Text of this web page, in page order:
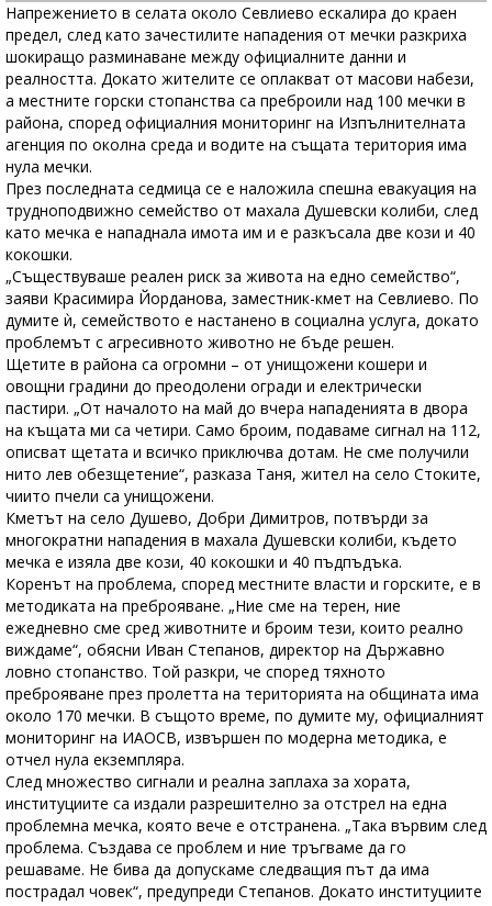
Напрежението в селата около Севлиево ескалира до краен
предел, след като зачестилите нападения от мечки разкриха
шокиращо разминаване между официалните данни и
реалността. Докато жителите се оплакват от масови набези,
а местните горски стопанства са преброили над 100 мечки в
района, според официалния мониторинг на Изпълнителната
агенция по околна среда и водите на същата територия има
нула мечки.
През последната седмица се е наложила спешна евакуация на
трудноподвижно семейство от махала Душевски колиби, след
като мечка е нападнала имота им и е разкъсала две кози и 40
кокошки.
„Съществуваше реален риск за живота на едно семейство“,
заяви Красимира Йорданова, заместник-кмет на Севлиево. По
думите ѝ, семейството е настанено в социална услуга, докато
проблемът с агресивното животно не бъде решен.
Щетите в района са огромни – от унищожени кошери и
овощни градини до преодолени огради и електрически
пастири. „От началото на май до вчера нападенията в двора
на къщата ми са четири. Само броим, подаваме сигнал на 112,
описват щетата и всичко приключва дотам. Не сме получили
нито лев обезщетение“, разказа Таня, жител на село Стоките,
чиито пчели са унищожени.
Кметът на село Душево, Добри Димитров, потвърди за
многократни нападения в махала Душевски колиби, където
мечка е изяла две кози, 40 кокошки и 40 пъдпъдъка.
Коренът на проблема, според местните власти и горските, е в
методиката на преброяване. „Ние сме на терен, ние
ежедневно сме сред животните и броим тези, които реално
виждаме“, обясни Иван Степанов, директор на Държавно
ловно стопанство. Той разкри, че според тяхното
преброяване през пролетта на територията на общината има
около 170 мечки. В същото време, по думите му, официалният
мониторинг на ИАОСВ, извършен по модерна методика, е
отчел нула екземпляра.
След множество сигнали и реална заплаха за хората,
институциите са издали разрешително за отстрел на една
проблемна мечка, която вече е отстранена. „Така вървим след
проблема. Създава се проблем и ние тръгваме да го
решаваме. Не бива да допускаме следващия път да има
пострадал човек“, предупреди Степанов. Докато институциите